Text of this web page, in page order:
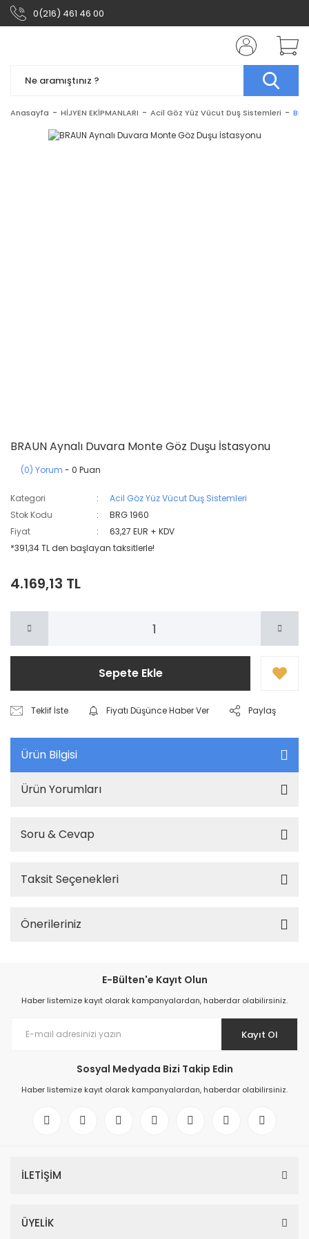
0(216) 461 46 00
Anasayfa HİJYEN EKİPMANLARI Acil Göz Yüz Vücut Duş Sistemleri
BRAUN Aynalı Duvara Monte Göz Duşu İstasyonu
(0) Yorum - 0 Puan
Kategori
Acil Göz Yüz Vücut Duş Sistemleri
Stok Kodu
BRG 1960
Fiyat
63,27 EUR + KDV
*391,34 TL den başlayan taksitlerle!
4.169,13 TL
Sepete Ekle
Teklif İste Fiyatı Düşünce Haber Ver Paylaş
Ürün Bilgisi
Ürün Yorumları
Soru & Cevap
Taksit Seçenekleri
Önerileriniz
E-Bülten'e Kayıt Olun
Haber listemize kayıt olarak kampanyalardan, haberdar olabilirsiniz.
Kayıt Ol
Sosyal Medyada Bizi Takip Edin
Haber listemize kayıt olarak kampanyalardan, haberdar olabilirsiniz.
İLETİŞİM
ÜYELİK